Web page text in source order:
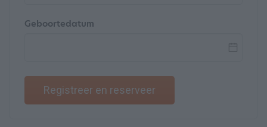
Geboortedatum
Registreer en reserveer